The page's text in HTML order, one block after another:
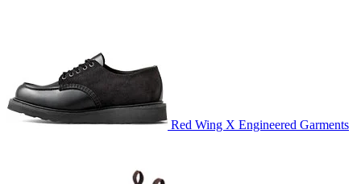
Red Wing X Engineered Garments